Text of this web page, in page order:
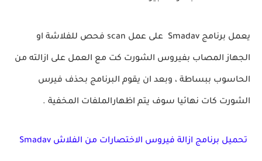
يعمل برنامج Smadav على عمل scan فحص للفلاشة او
الجهاز المصاب بفيروس الشورت كت مع العمل على ازالته من
الحاسوب ببساطة ، وبعد ان يقوم البرنامج بحذف فيرس
الشورت كات نهائيا سوف يتم اظهارالملفات المخفية .
تحميل برنامج ازالة فيروس الاختصارات من الفلاش Smadav